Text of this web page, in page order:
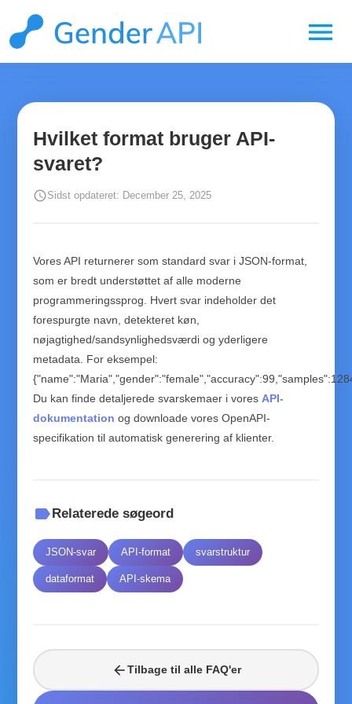
menu
Hvilket format bruger API-
svaret?
scheduleSidst opdateret: December 25, 2025
Vores API returnerer som standard svar i JSON-format,
som er bredt understøttet af alle moderne
programmeringssprog. Hvert svar indeholder det
forespurgte navn, detekteret køn,
nøjagtighed/sandsynlighedsværdi og yderligere
metadata. For eksempel:
Du kan finde detaljerede svarskemaer i vores API-
dokumentation og downloade vores OpenAPI-
specifikation til automatisk generering af klienter.
labelRelaterede søgeord
JSON-svar API-format svarstruktur
dataformat API-skema
arrow_backTilbage til alle FAQ'er